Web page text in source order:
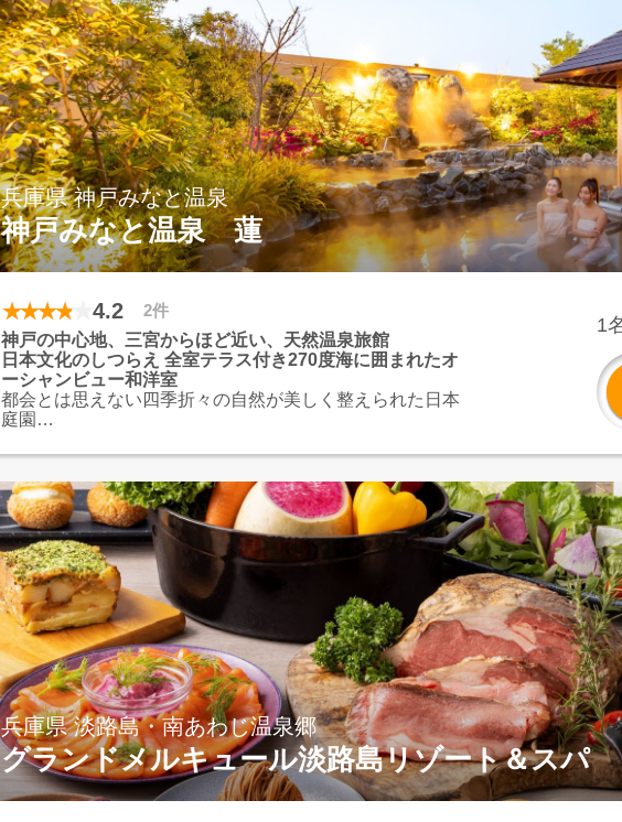
兵庫県 神戸みなと温泉
神戸みなと温泉 蓮
4.2
2件
神戸の中心地、三宮からほど近い、天然温泉旅館
日本文化のしつらえ 全室テラス付き270度海に囲まれたオ
ーシャンビュー和洋室
都会とは思えない四季折々の自然が美しく整えられた日本
庭園
ったりとした客室
海の恵みを受けた天然温泉に身を委ね、日々の喧騒から離
れて心身を癒しお寛ぎいただけます
「みなと町神戸」を感じる極上の時間をどうぞお過ごしく
ださい
1
兵庫県 淡路島・南あわじ温泉郷
グランドメルキュール淡路島リゾート＆スパ